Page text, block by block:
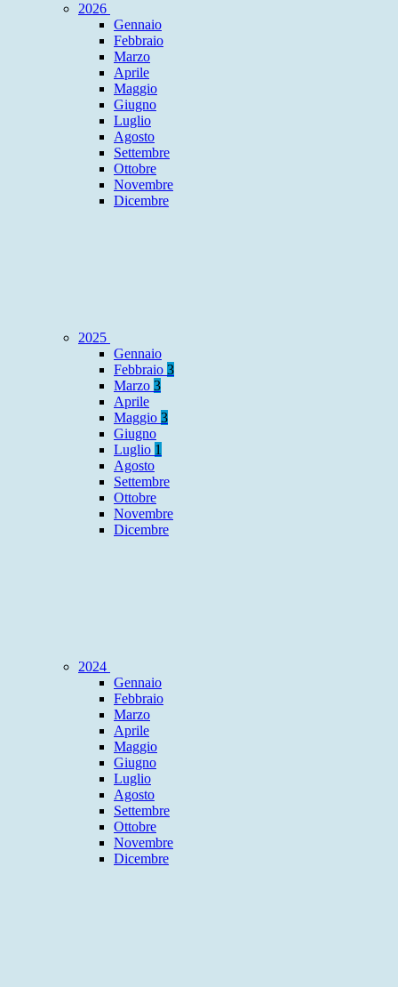
2026
Gennaio
Febbraio
Marzo
Aprile
Maggio
Giugno
Luglio
Agosto
Settembre
Ottobre
Novembre
Dicembre
2025
Gennaio
Febbraio 3
Marzo 3
Aprile
Maggio 3
Giugno
Luglio 1
Agosto
Settembre
Ottobre
Novembre
Dicembre
2024
Gennaio
Febbraio
Marzo
Aprile
Maggio
Giugno
Luglio
Agosto
Settembre
Ottobre
Novembre
Dicembre